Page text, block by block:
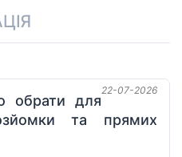
22-07-2026
обрати для
та прямих